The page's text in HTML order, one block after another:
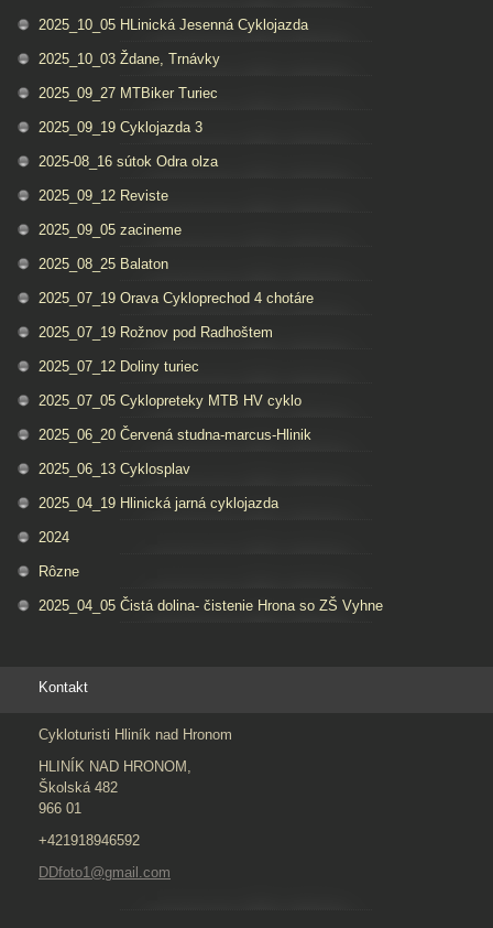
2025_10_05 HLinická Jesenná Cyklojazda
2025_10_03 Ždane, Trnávky
2025_09_27 MTBiker Turiec
2025_09_19 Cyklojazda 3
2025-08_16 sútok Odra olza
2025_09_12 Reviste
2025_09_05 zacineme
2025_08_25 Balaton
2025_07_19 Orava Cykloprechod 4 chotáre
2025_07_19 Rožnov pod Radhoštem
2025_07_12 Doliny turiec
2025_07_05 Cyklopreteky MTB HV cyklo
2025_06_20 Červená studna-marcus-Hlinik
2025_06_13 Cyklosplav
2025_04_19 Hlinická jarná cyklojazda
2024
Rôzne
2025_04_05 Čistá dolina- čistenie Hrona so ZŠ Vyhne
Kontakt
Cykloturisti Hliník nad Hronom
HLINÍK NAD HRONOM,
Školská 482
966 01
+421918946592
DDfoto1@gmail.com